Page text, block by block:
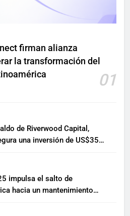
firman alianza
la transformación del
01
de Riverwood Capital,
una inversión de US$35
impulsa el salto de
hacia un mantenimiento